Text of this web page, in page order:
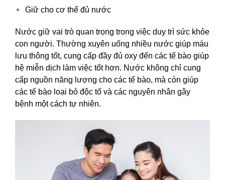
Giữ cho cơ thể đủ nước
Nước giữ vai trò quan trọng trong việc duy trì sức khỏe
con người. Thường xuyên uống nhiều nước giúp máu
lưu thông tốt, cung cấp đầy đủ oxy đến các tế bào giúp
hệ miễn dịch làm việc tốt hơn. Nước không chỉ cung
cấp nguồn năng lượng cho các tế bào, mà còn giúp
các tế bào loại bỏ độc tố và các nguyên nhân gây
bệnh một cách tự nhiên.